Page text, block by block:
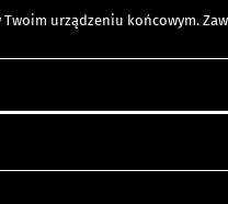
urządzeniu końcowym.